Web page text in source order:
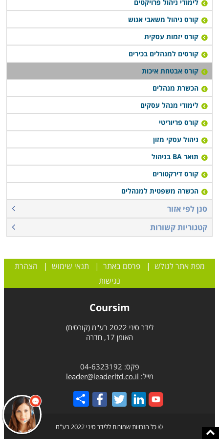
לימודי ניהול פרויקטים
קורס ניהול משאבי אנוש
קורס יזמות עסקית
קורסים למנהלים בכירים
קורס אבטחת איכות
הכשרת מנהלים
לימודי מנהל עסקים
קורס פריוריטי
ניהול עסקי מזון
תואר BA בניהול
קורס דירקטורים
הכשרה משפטית למנהלים
סנן לפי אזור
קטגוריות קשורות
מפת אתר לגולש |פרסם באתר | תנאי שימוש | הצהרת
נגישות
Coursim
לידר סיני 2022 בע"מ (קורסים)
האומן 17, חדרה
פקס: 04-6323192
מייל: leader@leaderltd.co.il
Share
© כל הזכויות שמורות ללידר סיני 2022 בע"מ